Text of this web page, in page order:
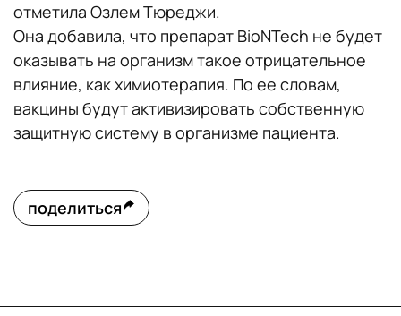
отметила Озлем Тюреджи.
Она добавила, что препарат BioNTech не будет
оказывать на организм такое отрицательное
влияние, как химиотерапия. По ее словам,
вакцины будут активизировать собственную
защитную систему в организме пациента.
поделиться